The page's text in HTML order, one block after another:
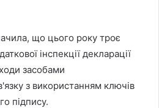
що цього року троє
інспекції декларації
засобами
з використанням ключів
підпису.